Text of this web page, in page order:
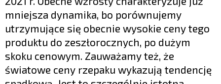
mniejsza dynamika, bo porównujemy
utrzymujące się obecnie wysokie ceny tego
produktu do zeszłorocznych, po dużym
skoku cenowym. Zauważamy też, że
światowe ceny rzepaku wykazują tendencję